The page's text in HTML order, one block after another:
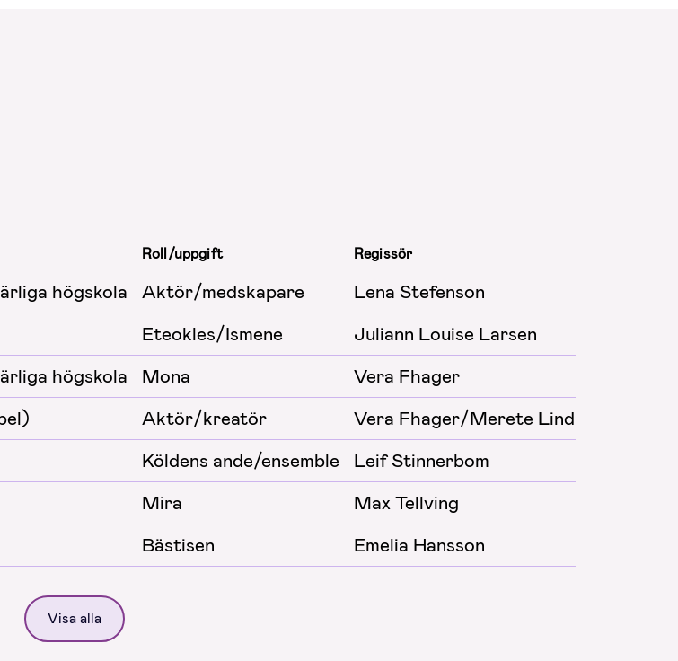
Roll/uppgift Regissör
högskola Aktör/medskapare Lena Stefenson
Eteokles/Ismene Juliann Louise Larsen
högskola Mona Vera Fhager
Aktör/kreatör Vera Fhager/Merete Lindholm
Köldens ande/ensemble Leif Stinnerbom
Mira Max Tellving
Bästisen Emelia Hansson
Visa alla